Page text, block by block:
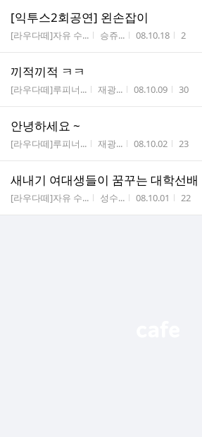
[익투스2회공연] 왼손잡이
게시판명
[라우다떼]자유 수... 작성자
승쥬... 작성시간
08.10.18 조회수
2
끼적끼적 ㅋㅋ
게시판명
[라우다떼]루피너... 작성자
재광... 작성시간
08.10.09 조회수
30
안녕하세요 ~
게시판명
[라우다떼]루피너... 작성자
재광... 작성시간
08.10.02 조회수
23
새내기 여대생들이 꿈꾸는 대학선배
게시판명
[라우다떼]자유 수... 작성자
성수... 작성시간
08.10.01 조회수
22